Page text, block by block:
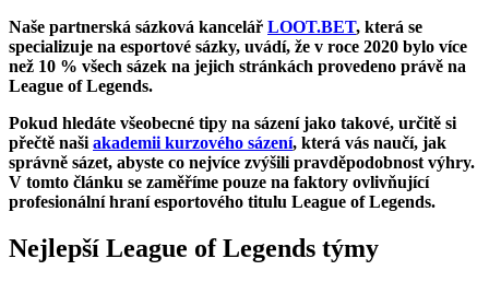
Naše partnerská sázková kancelář LOOT.BET, která se
specializuje na esportové sázky, uvádí, že v roce 2020 bylo více
než 10 % všech sázek na jejich stránkách provedeno právě na
League of Legends.
Pokud hledáte všeobecné tipy na sázení jako takové, určitě si
přečtě naši akademii kurzového sázení, která vás naučí, jak
správně sázet, abyste co nejvíce zvýšili pravděpodobnost výhry.
V tomto článku se zaměříme pouze na faktory ovlivňující
profesionální hraní esportového titulu League of Legends.
Nejlepší League of Legends týmy